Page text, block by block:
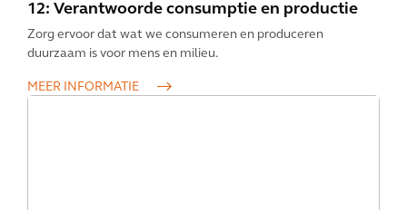
12: Verantwoorde consumptie en productie
Zorg ervoor dat wat we consumeren en produceren
duurzaam is voor mens en milieu.
MEER INFORMATIE